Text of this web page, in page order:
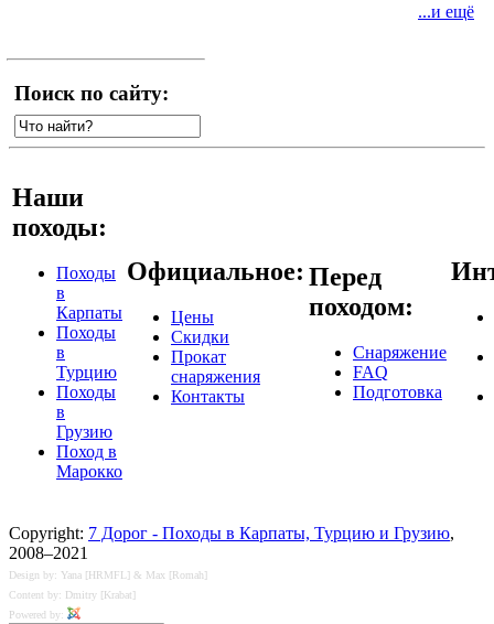
...и ещё
Поиск по сайту:
Наши
походы:
Походы
в
Карпаты
Походы
в
Турцию
Походы
в
Грузию
Поход в
Марокко
Официальное:
Цены
Скидки
Прокат
снаряжения
Контакты
Перед
походом:
Снаряжение
FAQ
Подготовка
Copyright: 7 Дорог - Походы в Карпаты, Турцию и Грузию,
2008–2021
Design by: Yana [HRMFL] & Max [Romah]
Content by: Dmitry [Krabat]
Powered by: